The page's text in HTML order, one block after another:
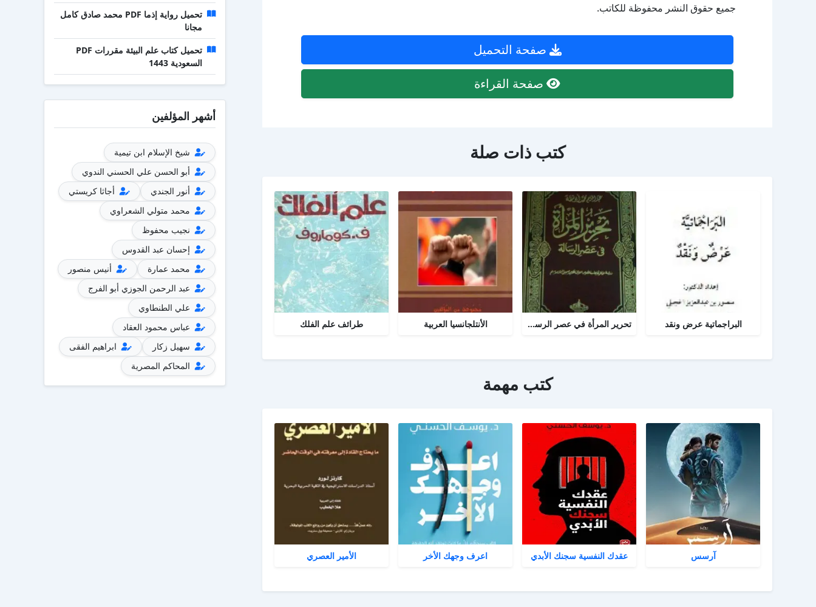
جميع حقوق النشر محفوظة للكاتب.
صفحة التحميل
صفحة القراءة
كتب ذات صلة
البراجماتية عرض ونقد تحرير المرأة في عصر الرسالة جــ 2 الأنتلجانسيا العربية طرائف علم الفلك
كتب مهمة
آرسس عقدك النفسية سجنك الأبدي اعرف وجهك الأخر الأمير العصري
تحميل رواية إذما PDF محمد صادق كامل
مجانا
تحميل كتاب علم البيئة مقررات PDF
السعودية 1443
أشهر المؤلفين
شيخ الإسلام ابن تيمية
أبو الحسن علي الحسني الندوي
أنور الجندي
أجاثا كريستي
محمد متولي الشعراوي
نجيب محفوظ
إحسان عبد القدوس
محمد عمارة
أنيس منصور
عبد الرحمن الجوزي أبو الفرج
علي الطنطاوي
عباس محمود العقاد
سهيل زكار
ابراهيم الفقى
المحاكم المصرية